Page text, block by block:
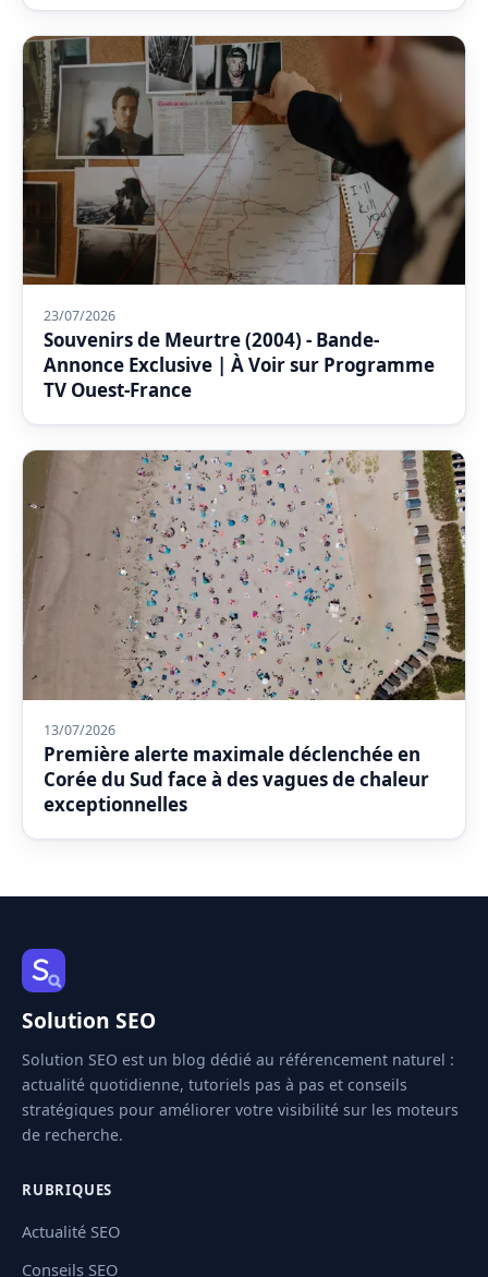
23/07/2026
Souvenirs de Meurtre (2004) - Bande-
Annonce Exclusive | À Voir sur Programme
TV Ouest-France
13/07/2026
Première alerte maximale déclenchée en
Corée du Sud face à des vagues de chaleur
exceptionnelles
Solution SEO
Solution SEO est un blog dédié au référencement naturel :
actualité quotidienne, tutoriels pas à pas et conseils
stratégiques pour améliorer votre visibilité sur les moteurs
de recherche.
RUBRIQUES
Actualité SEO
Conseils SEO